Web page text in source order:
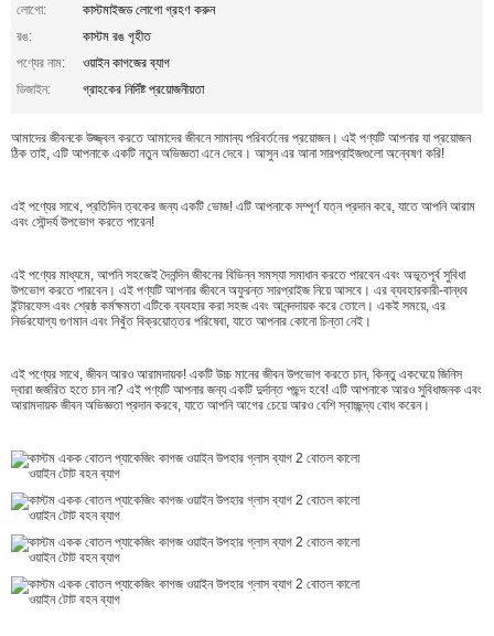
লোগো:
কাস্টমাইজড লোগো গ্রহণ করুন
রঙ:
কাস্টম রঙ গৃহীত
পণ্যের নাম:
ওয়াইন কাগজের ব্যাগ
ডিজাইন:
গ্রাহকের নির্দিষ্ট প্রয়োজনীয়তা
আমাদের জীবনকে উজ্জ্বল করতে আমাদের জীবনে সামান্য পরিবর্তনের প্রয়োজন। এই পণ্যটি আপনার যা প্রয়োজন
ঠিক তাই, এটি আপনাকে একটি নতুন অভিজ্ঞতা এনে দেবে। আসুন এর আনা সারপ্রাইজগুলো অন্বেষণ করি!
এই পণ্যের সাথে, প্রতিদিন ত্বকের জন্য একটি ভোজ! এটি আপনাকে সম্পূর্ণ যত্ন প্রদান করে, যাতে আপনি আরাম
এবং সৌন্দর্য উপভোগ করতে পারেন!
এই পণ্যের মাধ্যমে, আপনি সহজেই দৈনন্দিন জীবনের বিভিন্ন সমস্যা সমাধান করতে পারবেন এবং অভূতপূর্ব সুবিধা
উপভোগ করতে পারবেন। এই পণ্যটি আপনার জীবনে অফুরন্ত সারপ্রাইজ নিয়ে আসবে। এর ব্যবহারকারী-বান্ধব
ইন্টারফেস এবং শ্রেষ্ঠ কর্মক্ষমতা এটিকে ব্যবহার করা সহজ এবং আনন্দদায়ক করে তোলে। একই সময়ে, এর
নির্ভরযোগ্য গুণমান এবং নিখুঁত বিক্রয়োত্তর পরিষেবা, যাতে আপনার কোনো চিন্তা নেই।
এই পণ্যের সাথে, জীবন আরও আরামদায়ক! একটি উচ্চ মানের জীবন উপভোগ করতে চান, কিন্তু একঘেয়ে জিনিস
দ্বারা জর্জরিত হতে চান না? এই পণ্যটি আপনার জন্য একটি দুর্দান্ত পছন্দ হবে! এটি আপনাকে আরও সুবিধাজনক এবং
আরামদায়ক জীবন অভিজ্ঞতা প্রদান করবে, যাতে আপনি আগের চেয়ে আরও বেশি স্বাচ্ছন্দ্য বোধ করেন।